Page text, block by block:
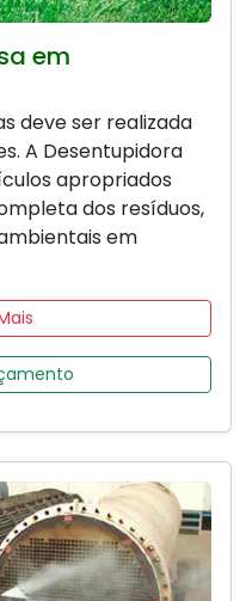
em
deve ser realizada
A Desentupidora
apropriados
dos resíduos,
em